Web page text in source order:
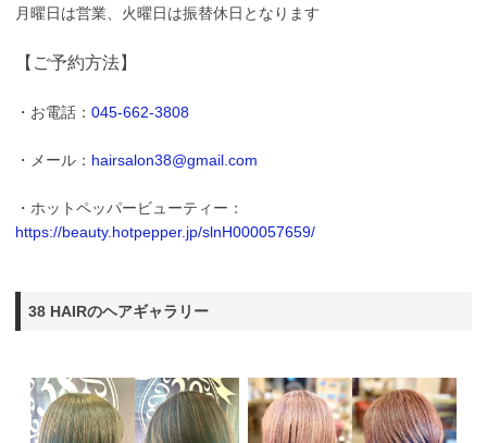
月曜日は営業、火曜日は振替休日となります
【ご予約方法】
・お電話： 045-662-3808
・メール： hairsalon38@gmail.com
・ホットペッパービューティー：
https://beauty.hotpepper.jp/slnH000057659/
38 HAIRのヘアギャラリー